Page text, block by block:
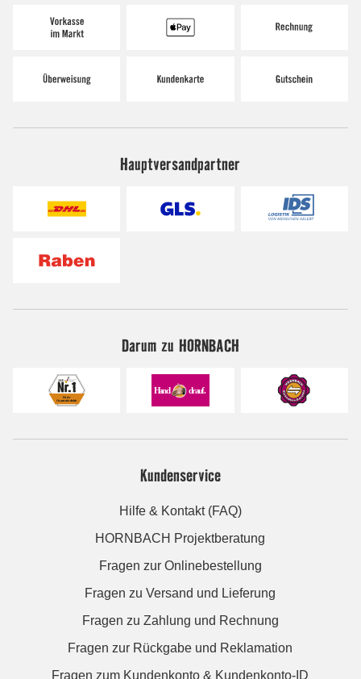
Hauptversandpartner
Darum zu HORNBACH
Kundenservice
Hilfe & Kontakt (FAQ)
HORNBACH Projektberatung
Fragen zur Onlinebestellung
Fragen zu Versand und Lieferung
Fragen zu Zahlung und Rechnung
Fragen zur Rückgabe und Reklamation
Fragen zum Kundenkonto & Kundenkonto-ID